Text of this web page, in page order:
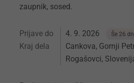
zaupnik, sosed.
Prijave do 4. 9. 2026 Še 26
Kraj dela
Cankova, Gornji
Rogašovci,